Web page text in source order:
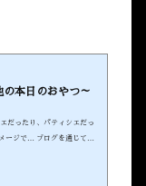
本日のおやつ～
だったり、パティシエだっ
ージで… ブログを通じて皆